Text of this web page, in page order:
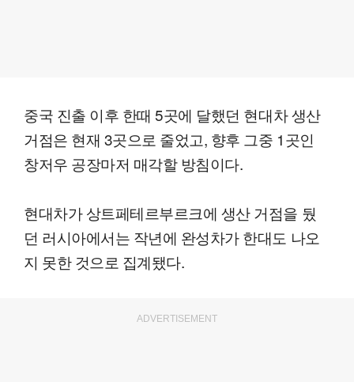
중국 진출 이후 한때 5곳에 달했던 현대차 생산
거점은 현재 3곳으로 줄었고, 향후 그중 1곳인
창저우 공장마저 매각할 방침이다.
현대차가 상트페테르부르크에 생산 거점을 뒀
던 러시아에서는 작년에 완성차가 한대도 나오
지 못한 것으로 집계됐다.
ADVERTISEMENT